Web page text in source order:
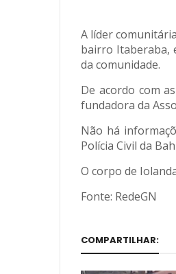
A líder
bairro Itaberaba,
da comunidade.
De acordo com
fundadora da
Não há
Polícia Civil da
O corpo de
Fonte: RedeGN
COMPARTILHAR: